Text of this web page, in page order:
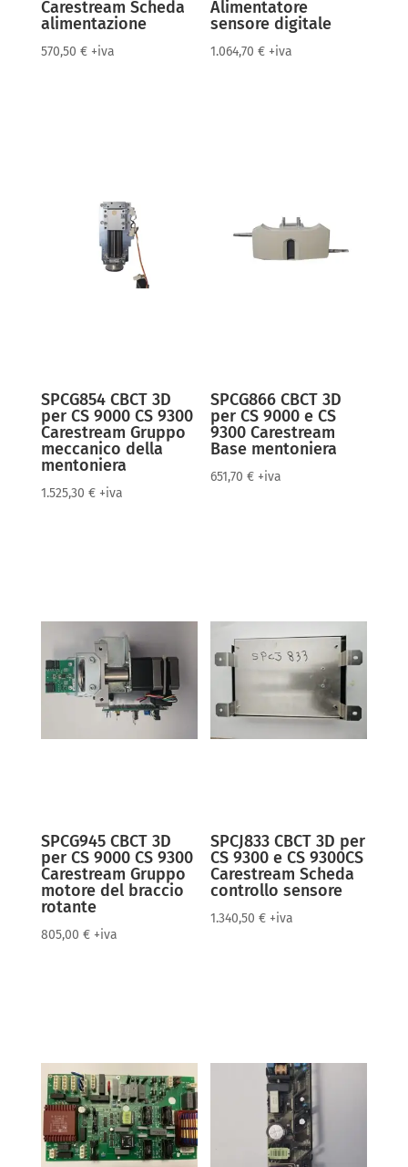
Carestream Scheda
alimentazione
570,50 € +iva
Alimentatore
sensore digitale
1.064,70€ +iva
SPCG854 CBCT 3D
per CS 9000 CS 9300
Carestream Gruppo
meccanico della
mentoniera
1.525,30 € +iva
SPCG866 CBCT 3D
per CS 9000 e CS
9300 Carestream
Base mentoniera
651,70€ +iva
SPCG945 CBCT 3D
per CS 9000 CS 9300
Carestream Gruppo
motore del braccio
rotante
805,00 € +iva
SPCJ833 CBCT 3D per
CS 9300 e CS 9300CS
Carestream Scheda
controllo sensore
1.340,50€ +iva